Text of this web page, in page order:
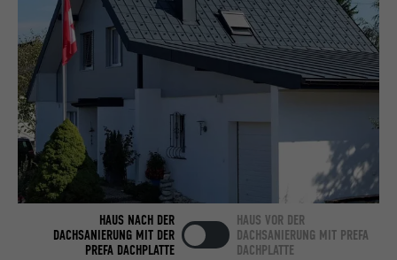
HAUS NACH DER
DACHSANIERUNG MIT DER
PREFA DACHPLATTE
HAUS VOR DER
DACHSANIERUNG MIT PREFA
DACHPLATTE
Anbieter LinkedIn
Laufzeit
Zweck
Verwendet vom Social-Networking-Dienst
LinkedIn für die Verfolgung der
Verwendung von eingebetteten
Dienstleistungen.
Name bscookie